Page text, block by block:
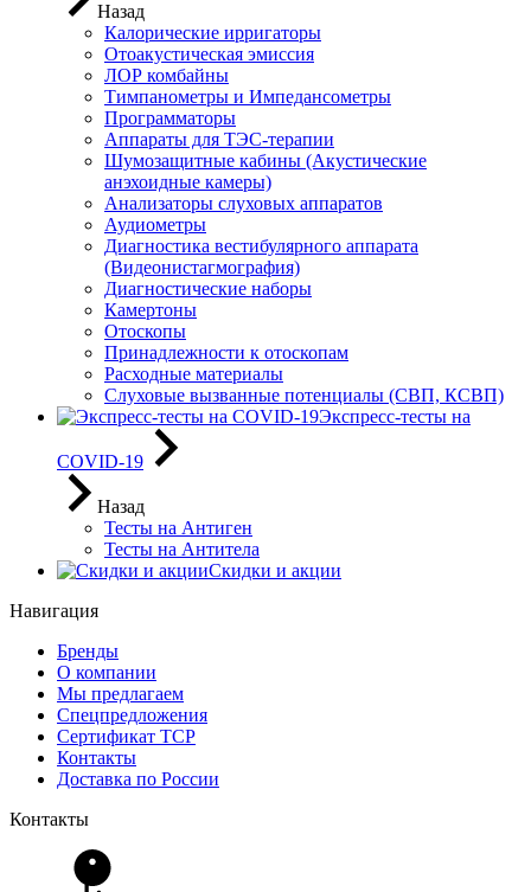
Назад
Калорические ирригаторы
Отоакустическая эмиссия
ЛОР комбайны
Тимпанометры и Импедансометры
Программаторы
Аппараты для ТЭС-терапии
Шумозащитные кабины (Акустические
анэхоидные камеры)
Анализаторы слуховых аппаратов
Аудиометры
Диагностика вестибулярного аппарата
(Видеонистагмография)
Диагностические наборы
Камертоны
Отоскопы
Принадлежности к отоскопам
Расходные материалы
Слуховые вызванные потенциалы (СВП, КСВП)
Экспресс-тесты на
COVID-19
Назад
Тесты на Антиген
Тесты на Антитела
Скидки и акции
Навигация
Бренды
О компании
Мы предлагаем
Спецпредложения
Сертификат ТСР
Контакты
Доставка по России
Контакты